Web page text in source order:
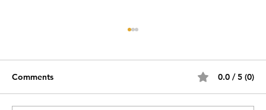
Comments 0.0 / 5 (0)